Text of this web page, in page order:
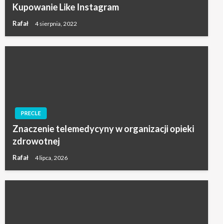
Kupowanie Like Instagram
Rafał 4 sierpnia, 2022
PRECLE
Znaczenie telemedycyny w organizacji opieki
zdrowotnej
Rafał 4 lipca, 2026